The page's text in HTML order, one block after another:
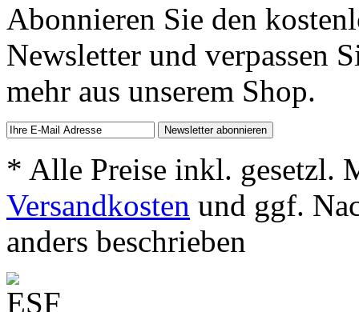
Abonnieren Sie den
Newsletter und verpassen
mehr aus unserem Shop.
* Alle Preise inkl. gesetzl.
Versandkosten und ggf.
anders beschrieben